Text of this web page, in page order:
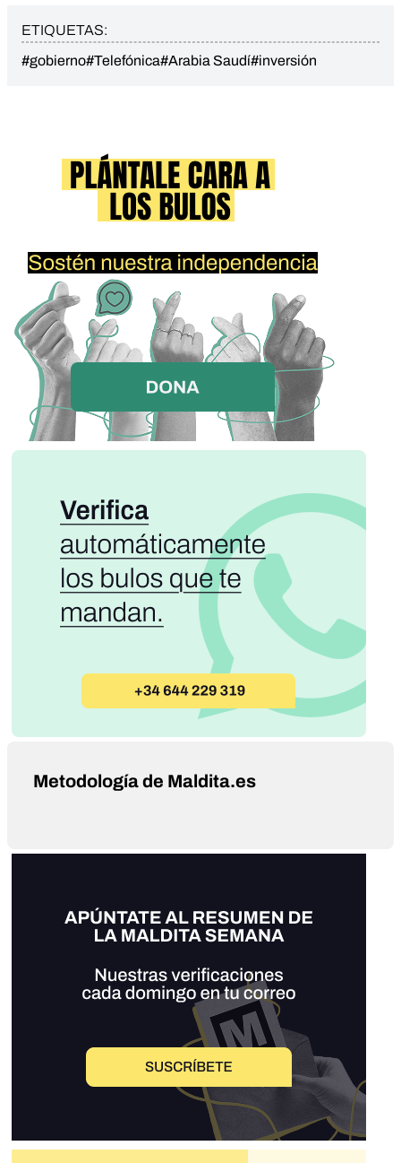
ETIQUETAS:
#gobierno#Telefónica#Arabia Saudí#inversión
Metodología de Maldita.es